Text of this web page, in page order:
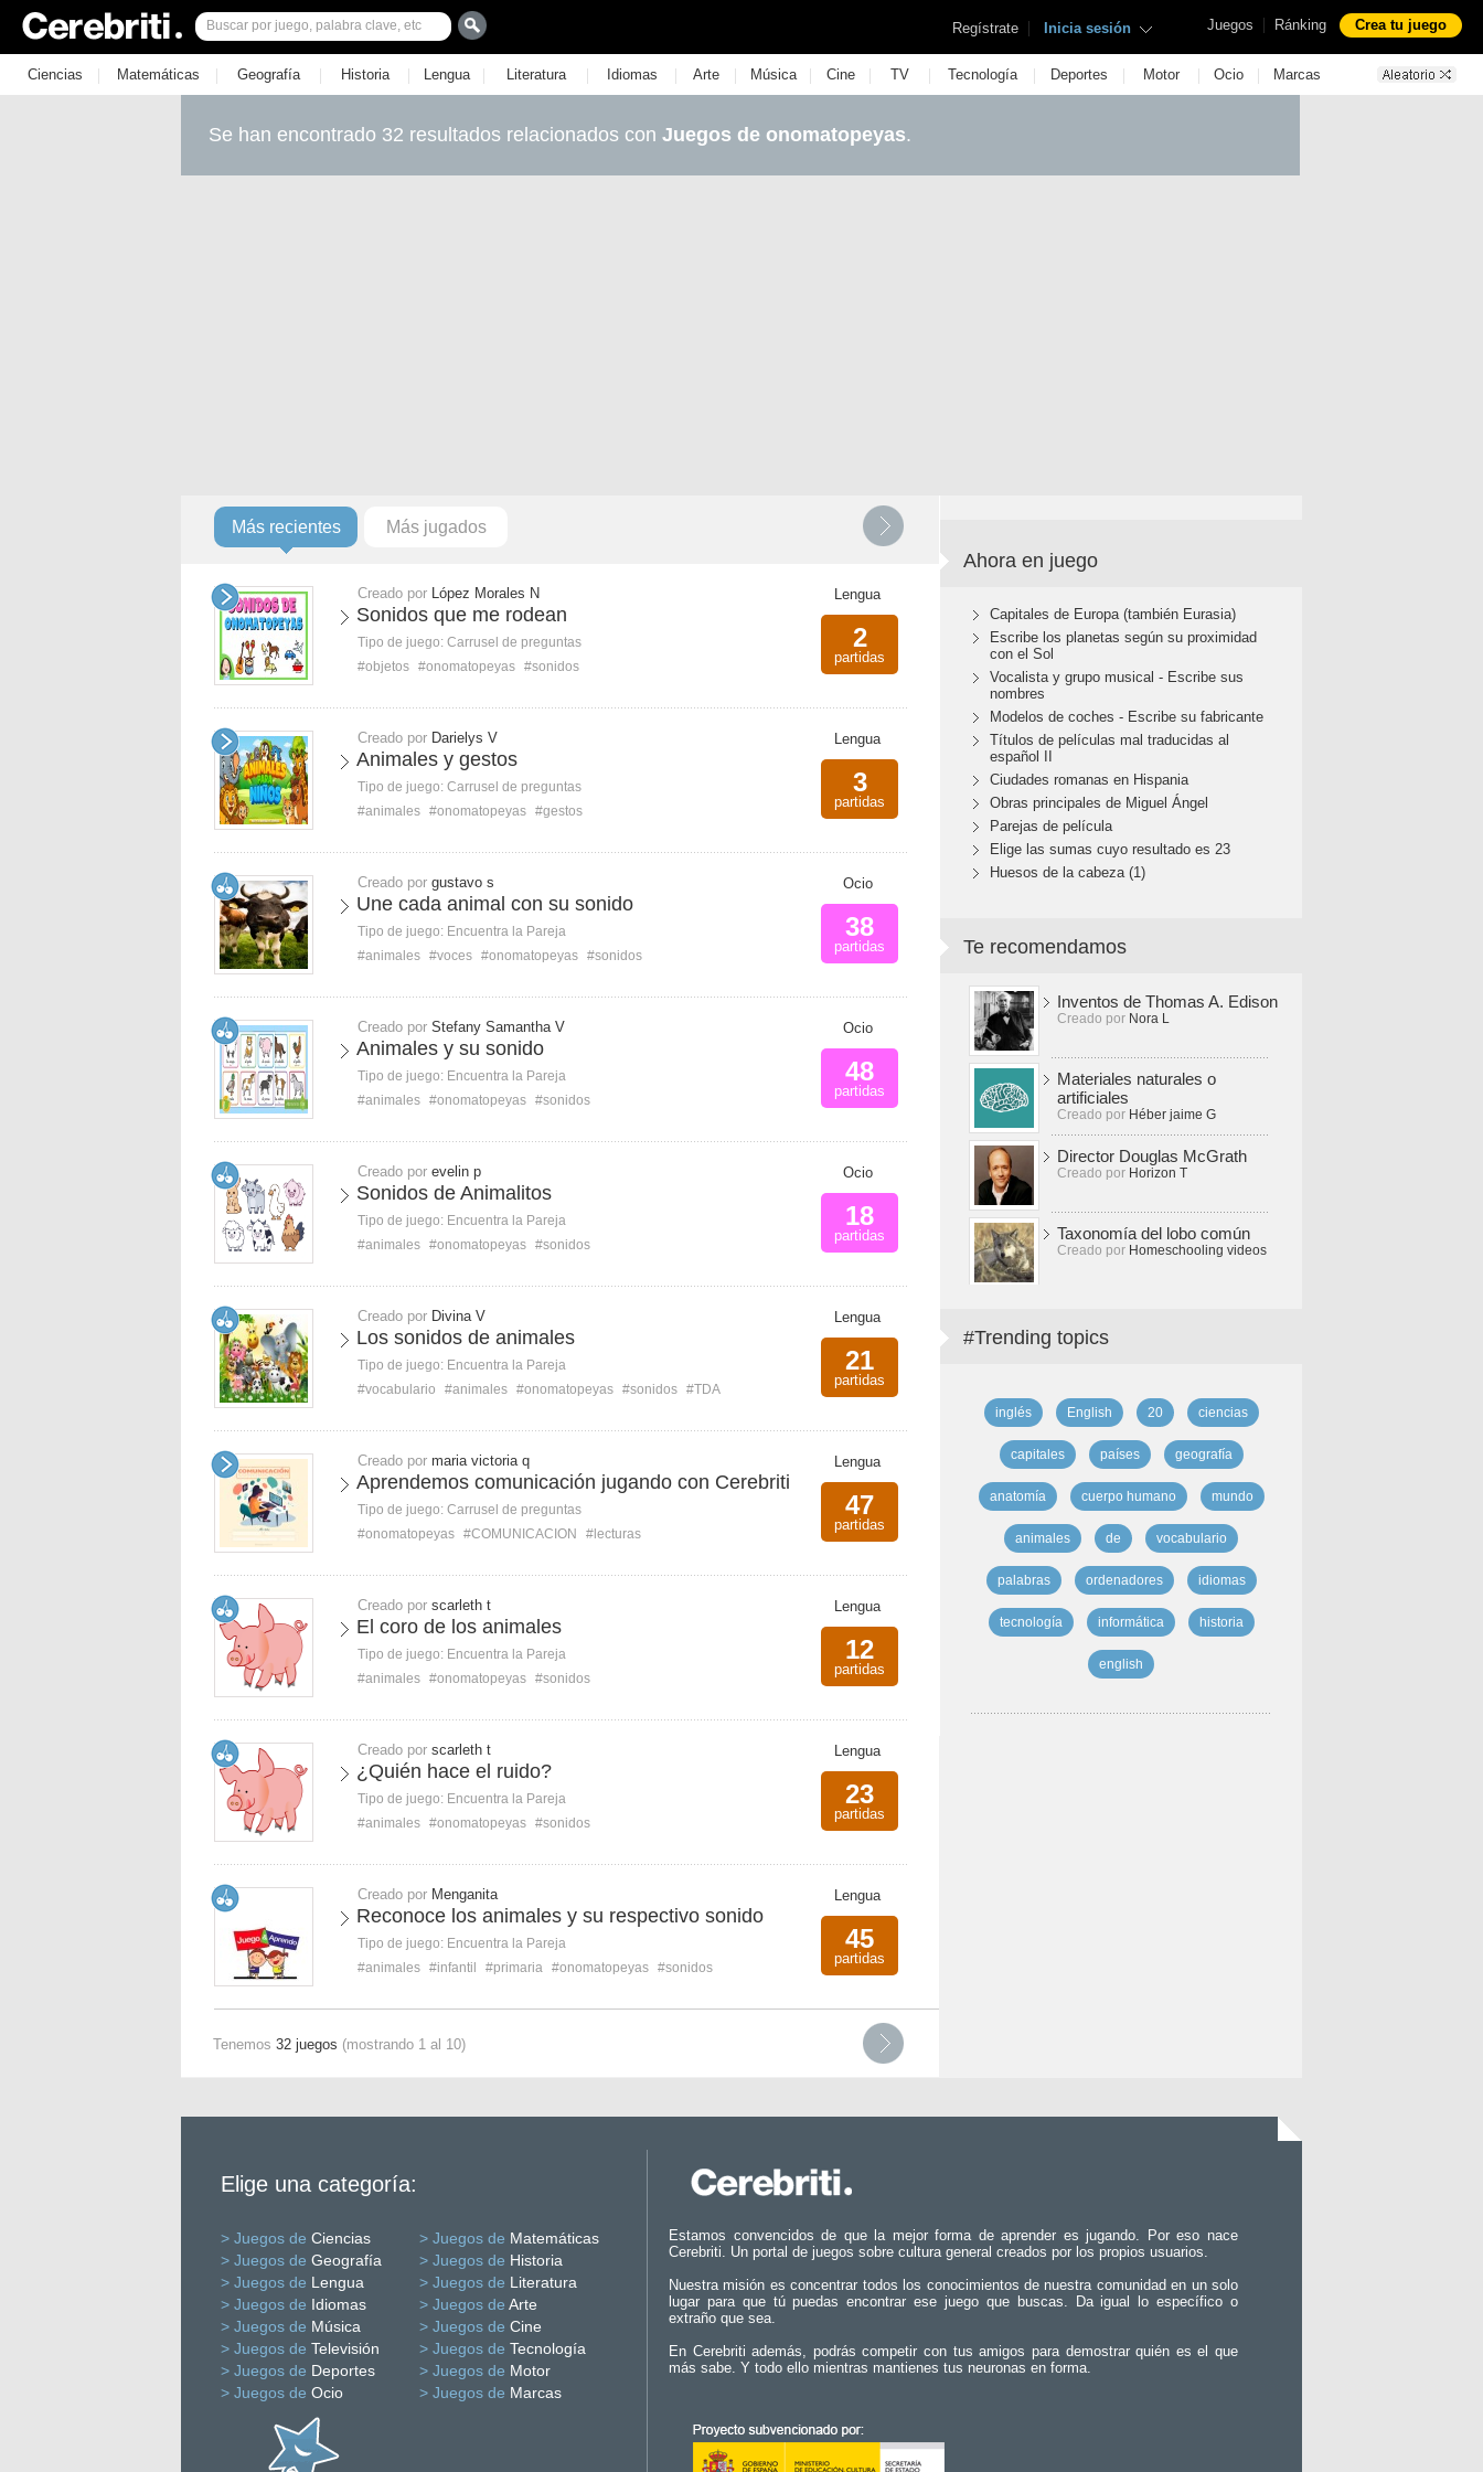
Juegos | Ránking Crea tu juego
Regístrate | Inicia sesión
Ciencias | Matemáticas | Geografía | Historia | Lengua | Literatura | Idiomas | Arte | Música | Cine | TV | Tecnología | Deportes | Motor | Ocio | Marcas
Se han encontrado 32 resultados relacionados con Juegos de onomatopeyas.
Más recientes Más jugados
Creado por López Morales N
Sonidos que me rodean
Tipo de juego: Carrusel de preguntas
#objetos #onomatopeyas #sonidos
Lengua
2
partidas
Creado por Darielys V
Animales y gestos
Tipo de juego: Carrusel de preguntas
#animales #onomatopeyas #gestos
Lengua
3
partidas
Creado por gustavo s
Une cada animal con su sonido
Tipo de juego: Encuentra la Pareja
#animales #voces #onomatopeyas #sonidos
Ocio
38
partidas
Creado por Stefany Samantha V
Animales y su sonido
Tipo de juego: Encuentra la Pareja
#animales #onomatopeyas #sonidos
Ocio
48
partidas
Creado por evelin p
Sonidos de Animalitos
Tipo de juego: Encuentra la Pareja
#animales #onomatopeyas #sonidos
Ocio
18
partidas
Creado por Divina V
Los sonidos de animales
Tipo de juego: Encuentra la Pareja
#vocabulario
#animales #onomatopeyas #sonidos #TDA
Lengua
21
partidas
Creado por maria victoria q
Aprendemos comunicación jugando con Cerebriti
Tipo de juego: Carrusel de preguntas
#onomatopeyas #COMUNICACION #lecturas
Lengua
47
partidas
Creado por scarleth t
El coro de los animales
Tipo de juego: Encuentra la Pareja
#animales #onomatopeyas #sonidos
Lengua
12
partidas
Creado por scarleth t
¿Quién hace el ruido?
Tipo de juego: Encuentra la Pareja
#animales #onomatopeyas #sonidos
Lengua
23
partidas
Creado por Menganita
Reconoce los animales y su respectivo sonido
Tipo de juego: Encuentra la Pareja
#animales #infantil #primaria #onomatopeyas #sonidos
Lengua
45
partidas
Tenemos 32 juegos (mostrando 1 al 10)
Ahora en juego
Capitales de Europa (también Eurasia)
Escribe los planetas según su proximidad
con el Sol
Vocalista y grupo musical - Escribe sus
nombres
Modelos de coches - Escribe su fabricante
Títulos de películas mal traducidas al
español II
Ciudades romanas en Hispania
Obras principales de Miguel Ángel
Parejas de película
Elige las sumas cuyo resultado es 23
Huesos de la cabeza (1)
Te recomendamos
Inventos de Thomas A. Edison
Creado por Nora L
Materiales naturales o
artificiales
Creado por Héber jaime G
Director Douglas McGrath
Creado por Horizon T
Taxonomía del lobo común
Creado por Homeschooling videos
#Trending topics
inglés English 20 ciencias
capitales países geografía
anatomía cuerpo humano mundo
animales de vocabulario
palabras ordenadores idiomas
tecnología informática historia
english
Elige una categoría:
> Juegos de Ciencias > Juegos de Matemáticas
> Juegos de Geografía > Juegos de Historia
> Juegos de Lengua > Juegos de Literatura
> Juegos de Idiomas > Juegos de Arte
> Juegos de Música > Juegos de Cine
> Juegos de Televisión > Juegos de Tecnología
> Juegos de Deportes > Juegos de Motor
> Juegos de Ocio > Juegos de Marcas
Estamos convencidos de que la mejor forma de aprender es jugando. Por eso nace
Cerebriti. Un portal de juegos sobre cultura general creados por los propios usuarios.
Nuestra misión es concentrar todos los conocimientos de nuestra comunidad en un solo
lugar para que tú puedas encontrar ese juego que buscas. Da igual lo específico o
extraño que sea.
En Cerebriti además, podrás competir con tus amigos para demostrar quién es el que
más sabe. Y todo ello mientras mantienes tus neuronas en forma.